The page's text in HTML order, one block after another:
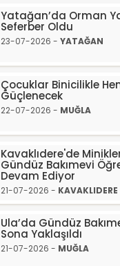
Yatağan’da Orman
Seferber Oldu
23-07-2026 - YATAĞAN
Çocuklar Binicilikle
Güçlenecek
22-07-2026 - MUĞLA
Kavaklıdere'de
Gündüz Bakımevi
Devam Ediyor
21-07-2026 - KAVAKLIDERE
Ula’da Gündüz
Sona Yaklaşıldı
21-07-2026 - MUĞLA